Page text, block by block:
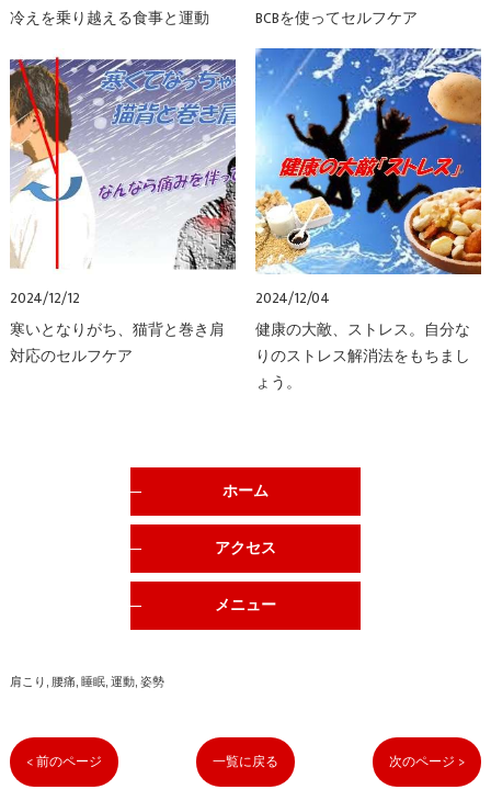
冷えを乗り越える食事と運動
BCBを使ってセルフケア
2024/12/12
寒いとなりがち、猫背と巻き肩
対応のセルフケア
2024/12/04
健康の大敵、ストレス。自分な
りのストレス解消法をもちまし
ょう。
ホーム
アクセス
メニュー
肩こり 腰痛 睡眠 運動 姿勢
< 前のページ 一覧に戻る 次のページ >